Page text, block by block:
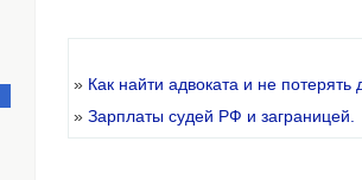
» Как найти адвоката и не потерять
» Зарплаты судей РФ и заграницей.